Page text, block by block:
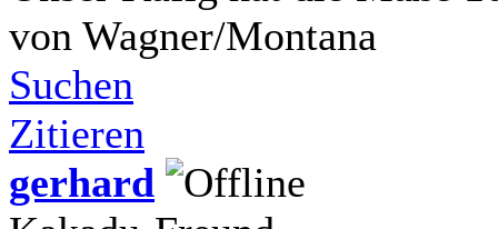
von Wagner/Montana
Suchen
Zitieren
gerhard